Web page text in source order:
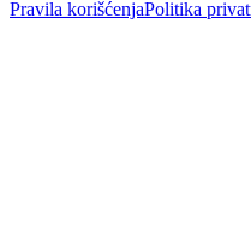
Pravila korišćenjaPolitika